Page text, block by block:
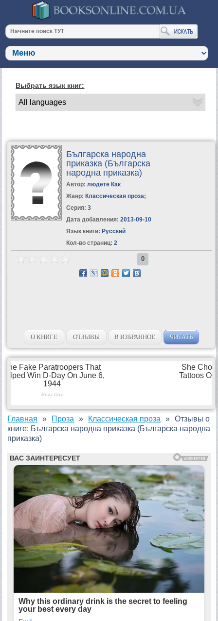
Выбрать язык книг:
Българска народна
приказка (Българска
народна приказка)
Автор: людете Как
Жанр: Классическая проза;
Серия: 3
Дата добавления: 2013-09-10
Язык книги: Русский
Кол-во страниц: 2
0
О КНИГЕ ОТЗЫВЫ В ИЗБРАННОЕ ЧИТАТЬ
Главная Проза Классическая проза
Отзывы о
книге: Българска народна приказка (Българска народна
приказка)